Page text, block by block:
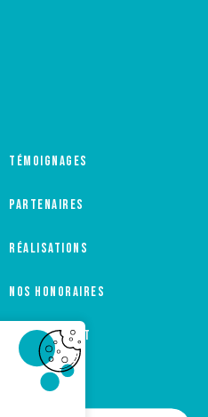
Témoignages
Partenaires
Réalisations
Nos honoraires
Recrutement